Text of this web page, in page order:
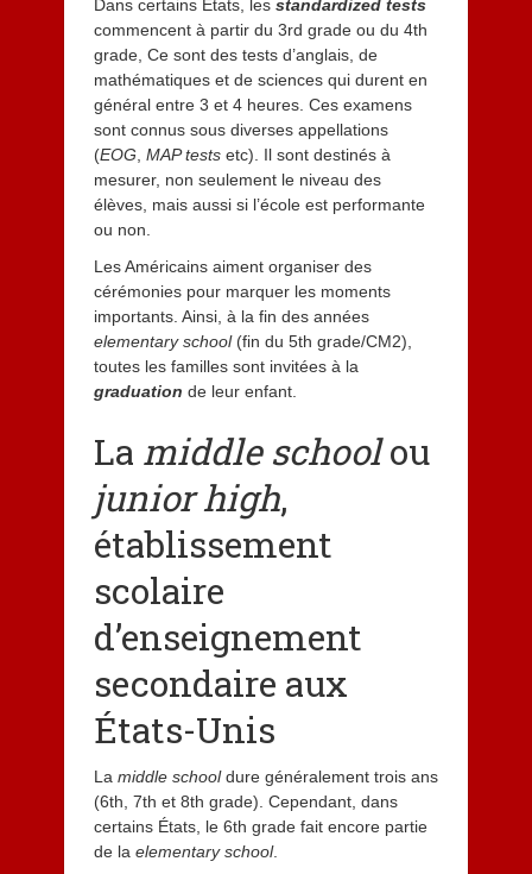
Dans certains États, les standardized tests
commencent à partir du 3rd grade ou du 4th
grade, Ce sont des tests d’anglais, de
mathématiques et de sciences qui durent en
général entre 3 et 4 heures. Ces examens
sont connus sous diverses appellations
(EOG MAP testsetc). Il sont destinés à
mesurer, non seulement le niveau des
élèves, mais aussi si l’école est performante
ou non.
Les Américains aiment organiser des
cérémonies pour marquer les moments
importants. Ainsi, à la fin des années
elementary school(fin du 5th grade/CM2),
toutes les familles sont invitées à la
graduation de leur enfant.
La middle schoolou
junior high,
établissement
scolaire
d’enseignement
secondaire aux
États-Unis
La middle schooldure généralement trois ans
(6th, 7th et 8th grade). Cependant, dans
certains États, le 6th grade fait encore partie
de la elementary school.